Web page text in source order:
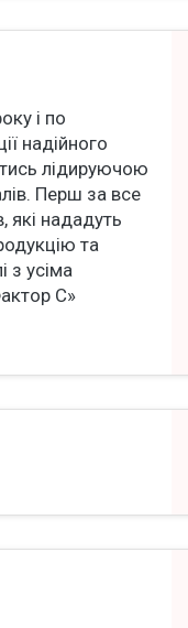
і по
надійного
лідируючою
Перш за все
які нададуть
та
з усіма
С»